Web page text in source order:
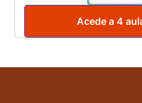
Acede a 4